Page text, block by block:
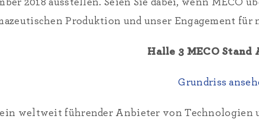
2018 ausstellen. Seien Sie dabei, wenn MECO
Produktion und unser Engagement
Halle 3 MECO Stand
Grundriss
weltweit führender Anbieter von Technologien